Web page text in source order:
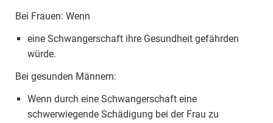
Bei Frauen: Wenn
eine Schwangerschaft ihre Gesundheit gefährden
würde.
Bei gesunden Männern:
Wenn durch eine Schwangerschaft eine
schwerwiegende Schädigung bei der Frau zu